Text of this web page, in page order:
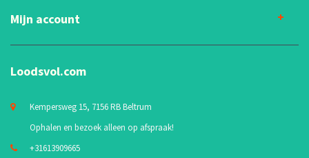
Mijn account
Loodsvol.com
Kempersweg 15, 7156 RB Beltrum
Ophalen en bezoek alleen op afspraak!
+31613909665